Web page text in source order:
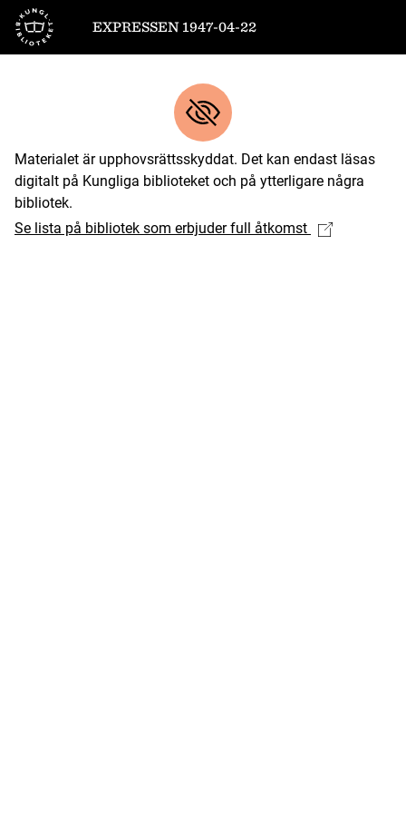
Till startsidan
EXPRESSEN 1947-04-22
Materialet är upphovsrättsskyddat. Det kan endast läsas
digitalt på Kungliga biblioteket och på ytterligare några
bibliotek.
Se lista på bibliotek som erbjuder full åtkomst